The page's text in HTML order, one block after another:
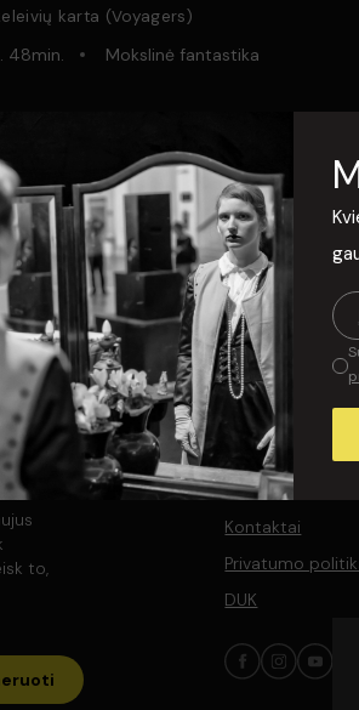
karta (Voyagers)
48min. Mokslinė fantastika
to,
Apie Artis.tv
Kontaktai
Privatumo
DUK